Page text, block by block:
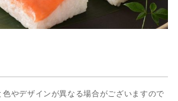
やデザインが異なる場合がございますので